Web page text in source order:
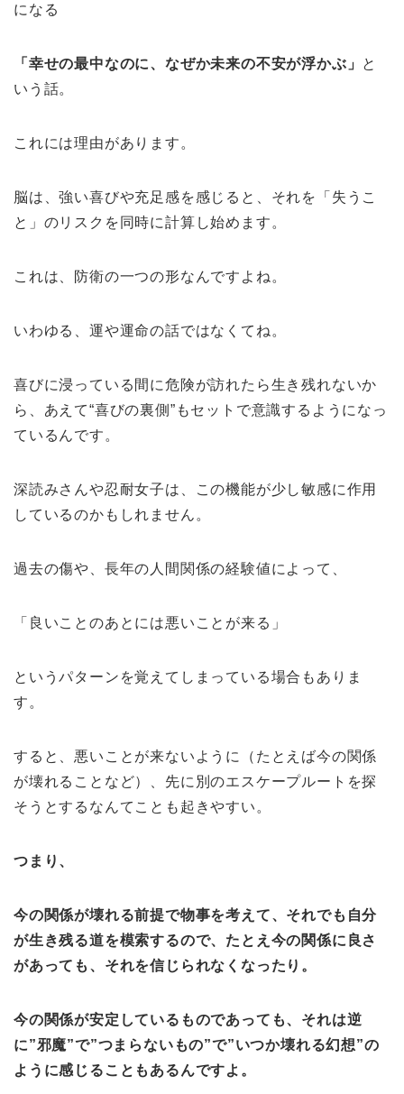
になる
「幸せの最中なのに、なぜか未来の不安が浮かぶ」 と
いう話。
これには理由があります。
脳は、強い喜びや充足感を感じると、それを「失うこ
と」のリスクを同時に計算し始めます。
これは、防衛の一つの形なんですよね。
いわゆる、運や運命の話ではなくてね。
喜びに浸っている間に危険が訪れたら生き残れないか
ら、あえて“喜びの裏側”もセットで意識するようになっ
ているんです。
深読みさんや忍耐女子は、この機能が少し敏感に作用
しているのかもしれません。
過去の傷や、長年の人間関係の経験値によって、
「良いことのあとには悪いことが来る」
というパターンを覚えてしまっている場合もありま
す。
すると、悪いことが来ないように（たとえば今の関係
が壊れることなど）、先に別のエスケープルートを探
そうとするなんてことも起きやすい。
つまり、
今の関係が壊れる前提で物事を考えて、それでも自分
が生き残る道を模索するので、たとえ今の関係に良さ
があっても、それを信じられなくなったり。
今の関係が安定しているものであっても、それは逆
に”邪魔”で”つまらないもの”で”いつか壊れる幻想”の
ように感じることもあるんですよ。